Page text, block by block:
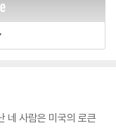
네 사람은 미국의 로큰